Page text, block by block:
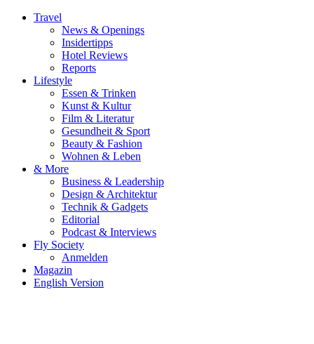
Travel
News & Openings
Insidertipps
Hotel Reviews
Reports
Lifestyle
Essen & Trinken
Kunst & Kultur
Film & Literatur
Gesundheit & Sport
Beauty & Fashion
Wohnen & Leben
& More
Business & Leadership
Design & Architektur
Technik & Gadgets
Editorial
Podcast & Interviews
Fly Society
Anmelden
Magazin
English Version